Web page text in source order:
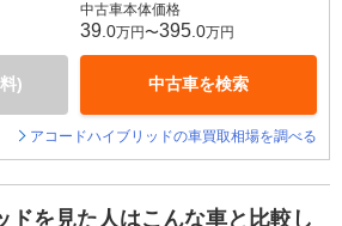
)
中古車本体価格
39 .0万円〜395 .0万円
中古車を検索
アコードハイブリッドの車買取相場を調べる
ドを見た人はこんな車と比較し